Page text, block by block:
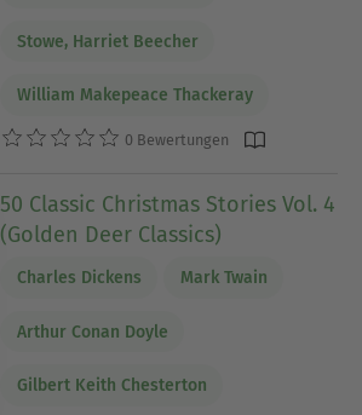
Stowe, Harriet Beecher
William Makepeace Thackeray
0 Bewertungen
50 Classic Christmas Stories Vol. 4
(Golden Deer Classics)
Charles Dickens Mark Twain
Arthur Conan Doyle
Gilbert Keith Chesterton